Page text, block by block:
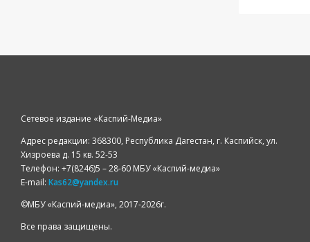
Сетевое издание «Каспий-Медиа»
Адрес редакции: 368300, Республика Дагестан, г. Каспийск, ул.
Хизроева д. 15 кв. 52-53
Телефон: +7(8246)5 – 28-60 МБУ «Каспий-медиа»
E-mail: Kas62@yandex.ru
©️МБУ «Каспий-медиа», 2017-2026г.
Все права защищены.